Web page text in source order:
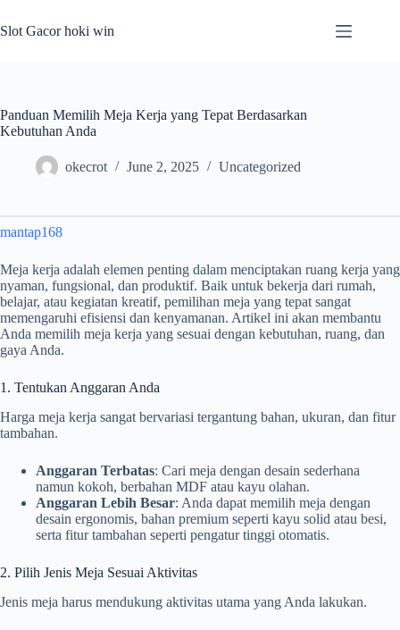
to
content
Slot Gacor hoki win
Panduan Memilih Meja Kerja yang Tepat Berdasarkan
Kebutuhan Anda
okecrot June 2, 2025 Uncategorized
mantap168
Meja kerja adalah elemen penting dalam menciptakan ruang kerja yang
nyaman, fungsional, dan produktif. Baik untuk bekerja dari rumah,
belajar, atau kegiatan kreatif, pemilihan meja yang tepat sangat
memengaruhi efisiensi dan kenyamanan. Artikel ini akan membantu
Anda memilih meja kerja yang sesuai dengan kebutuhan, ruang, dan
gaya Anda.
1. Tentukan Anggaran Anda
Harga meja kerja sangat bervariasi tergantung bahan, ukuran, dan fitur
tambahan.
Anggaran Terbatas: Cari meja dengan desain sederhana
namun kokoh, berbahan MDF atau kayu olahan.
Anggaran Lebih Besar: Anda dapat memilih meja dengan
desain ergonomis, bahan premium seperti kayu solid atau besi,
serta fitur tambahan seperti pengatur tinggi otomatis.
2. Pilih Jenis Meja Sesuai Aktivitas
Jenis meja harus mendukung aktivitas utama yang Anda lakukan.